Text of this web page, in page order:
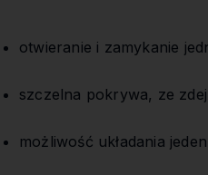
otwieranie i zamykanie
szczelna pokrywa, ze
możliwość układania